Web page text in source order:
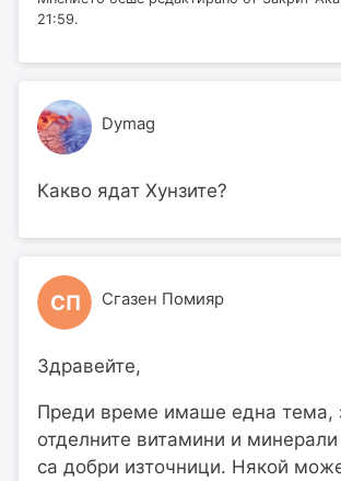
21:59.
Dymag
Какво ядат Хунзите?
СП Сгазен Помияр
Здравейте,
Преди време имаше една тема,
отделните витамини и
са добри източници. Някой